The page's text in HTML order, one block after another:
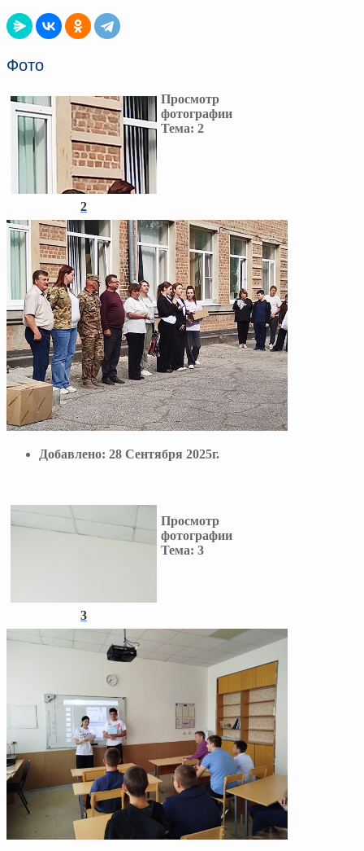
Фото
2
Просмотр
фотографии
Тема: 2
Добавлено: 28 Сентября 2025г.
3
Просмотр
фотографии
Тема: 3